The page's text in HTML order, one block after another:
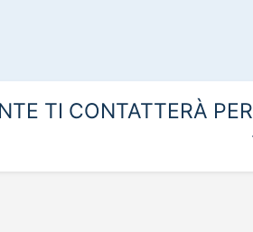
TI CONTATTERÀ PER